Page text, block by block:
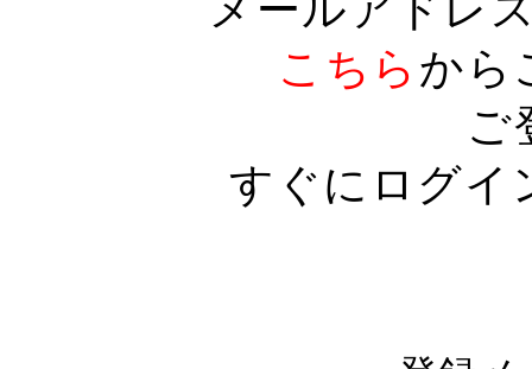
メールアドレ
こちら から
ご
すぐにログイ